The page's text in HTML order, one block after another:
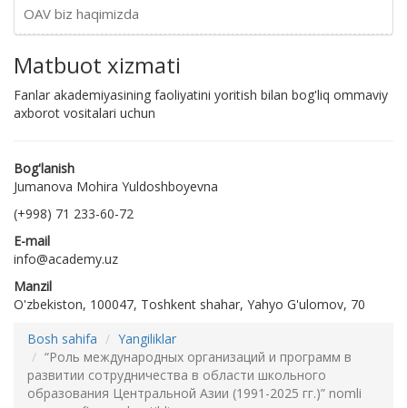
OAV biz haqimizda
Matbuot xizmati
Fanlar akademiyasining faoliyatini yoritish bilan bog'liq ommaviy
axborot vositalari uchun
Bog'lanish
Jumanova Mohira Yuldoshboyevna
(+998) 71 233-60-72
E-mail
info@academy.uz
Manzil
O'zbekiston, 100047, Toshkent shahar, Yahyo G'ulomov, 70
Bosh sahifa
Yangiliklar
“Роль международных организаций и программ в
развитии сотрудничества в области школьного
образования Центральной Азии (1991-2025 гг.)” nomli